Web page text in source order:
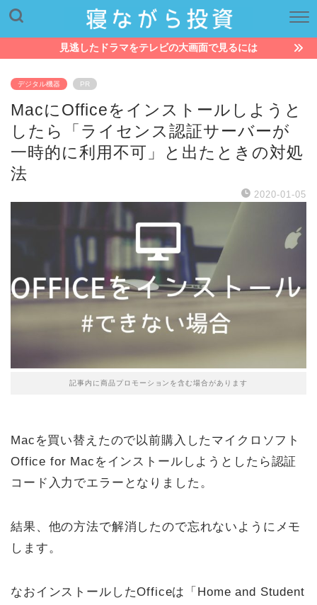
見逃したドラマをテレビの大画面で見るには
デジタル機器 PR
MacにOfficeをインストールしようと
したら「ライセンス認証サーバーが
一時的に利用不可」と出たときの対処
法
2020-01-05
記事内に商品プロモーションを含む場合があります
Macを買い替えたので以前購入したマイクロソフト
Office for Macをインストールしようとしたら認証
コード入力でエラーとなりました。
結果、他の方法で解消したので忘れないようにメモ
します。
なおインストールしたOfficeは「Home and Student